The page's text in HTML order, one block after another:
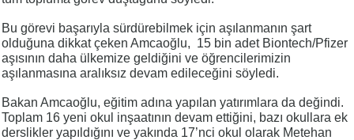
Bu görevi başarıyla sürdürebilmek için aşılanmanın şart
olduğuna dikkat çeken Amcaoğlu, 15 bin adet Biontech/Pfizer
aşısının daha ülkemize geldiğini ve öğrencilerimizin
aşılanmasına aralıksız devam edileceğini söyledi.
Bakan Amcaoğlu, eğitim adına yapılan yatırımlara da değindi.
Toplam 16 yeni okul inşaatının devam ettiğini, bazı okullara ek
derslikler yapıldığını ve yakında 17’nci okul olarak Metehan